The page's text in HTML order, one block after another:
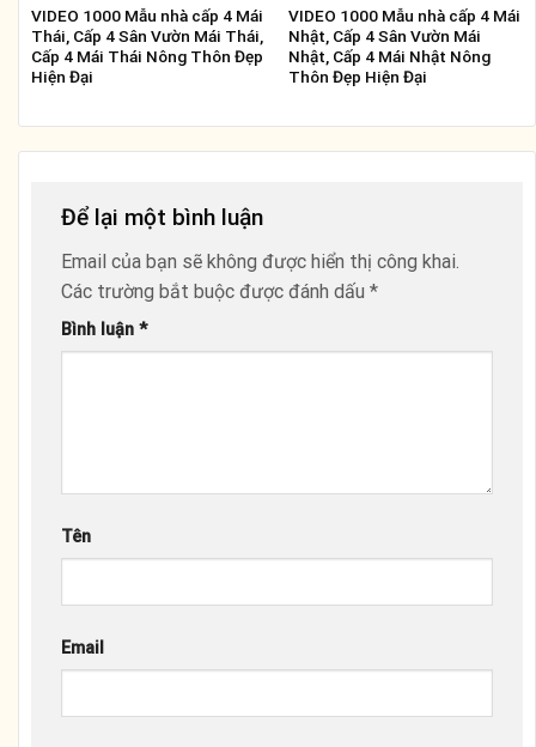
VIDEO 1000 Mẫu nhà cấp 4 Mái
Thái, Cấp 4 Sân Vườn Mái Thái,
Cấp 4 Mái Thái Nông Thôn Đẹp
Hiện Đại
VIDEO 1000 Mẫu nhà cấp 4 Mái
Nhật, Cấp 4 Sân Vườn Mái
Nhật, Cấp 4 Mái Nhật Nông
Thôn Đẹp Hiện Đại
Để lại một bình luận
Email của bạn sẽ không được hiển thị công khai.
Các trường bắt buộc được đánh dấu *
Bình luận *
Tên
Email